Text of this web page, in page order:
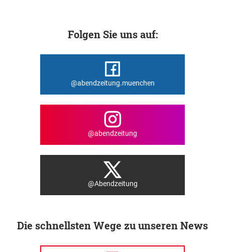
Folgen Sie uns auf:
@abendzeitung.muenchen
@abendzeitung
@Abendzeitung
Die schnellsten Wege zu unseren News